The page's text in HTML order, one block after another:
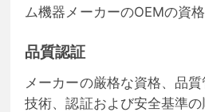
ム機器メーカーのOEMの資
品質認証
メーカーの厳格な資格、品
技術、認証および安全基準